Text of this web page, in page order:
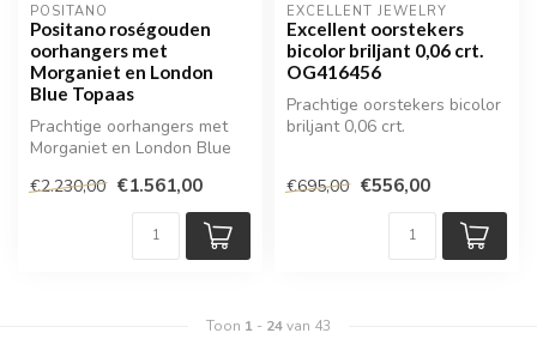
POSITANO
Positano roségouden
oorhangers met
Morganiet en London
Blue Topaas
Prachtige oorhangers met
Morganiet en London Blue
€2.230,00 €1.561,00
EXCELLENT JEWELRY
Excellent oorstekers
bicolor briljant 0,06 crt.
OG416456
Prachtige oorstekers bicolor
briljant 0,06 crt.
€695,00 €556,00
Toon 1 - 24van 43